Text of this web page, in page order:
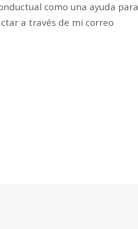
como una ayuda para
a través de mi correo